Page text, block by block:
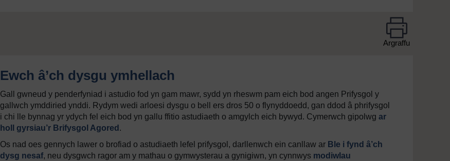
Argraffu
Ewch â’ch dysgu ymhellach
Gall gwneud y penderfyniad i astudio fod yn gam mawr, sydd yn rheswm pam eich bod angen Prifysgol y
gallwch ymddiried ynddi. Rydym wedi arloesi dysgu o bell ers dros 50 o flynyddoedd, gan ddod â phrifysgol
i chi lle bynnag yr ydych fel eich bod yn gallu ffitio astudiaeth o amgylch eich bywyd. Cymerwch gipolwg ar
holl gyrsiau’r Brifysgol Agored .
Os nad oes gennych lawer o brofiad o astudiaeth lefel prifysgol, darllenwch ein canllaw ar Ble i fynd â’ch
dysg nesaf, neu dysgwch ragor am y mathau o gymwysterau a gynigiwn, yn cynnwys modiwlau